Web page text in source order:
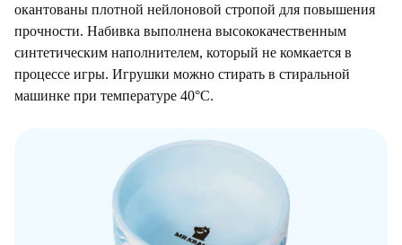
окантованы плотной нейлоновой стропой для повышения
прочности. Набивка выполнена высококачественным
синтетическим наполнителем, который не комкается в
процессе игры. Игрушки можно стирать в стиральной
машинке при температуре 40°С.